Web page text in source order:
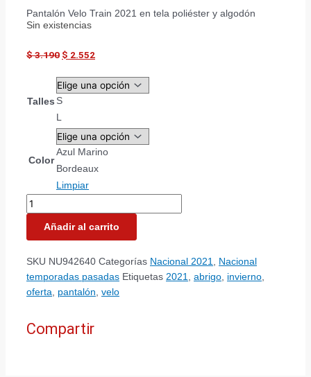
Pantalón Velo Train 2021 en tela poliéster y algodón
Sin existencias
$3.190 $ 2.552
Talles S
L
Color
Azul Marino
Bordeaux
Limpiar
Añadir al carrito
SKU NU942640 Categorías Nacional 2021, Nacional
temporadas pasadas Etiquetas 2021, abrigo, invierno,
oferta, pantalón, velo
Compartir